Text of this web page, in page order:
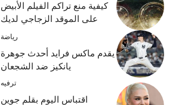
كيفية منع تراكم الفيلم الأبيض
على الموقد الزجاجي لديك
رياضة
يقدم ماكس فرايد أحدث جوهرة
يانكيز ضد الشجعان
ترفيه
اقتباس اليوم بقلم جوين